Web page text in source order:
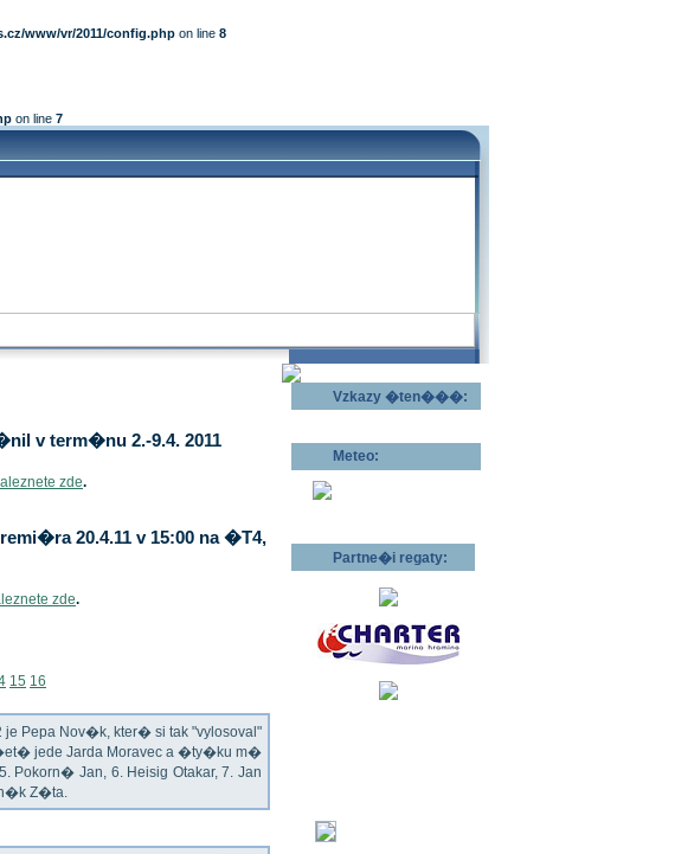
www/vr/2011/config.php on line 8
on line 7
v term�nu 2.-9.4. 2011
zde.
20.4.11 v 15:00 na �T4,
zde.
15 16
Pepa Nov�k, kter� si tak "vylosoval"
jede Jarda Moravec a �ty�ku m�
Jan, 6. Heisig Otakar, 7. Jan
Z�ta.
Vzkazy �ten���:
Meteo:
Partne�i regaty: